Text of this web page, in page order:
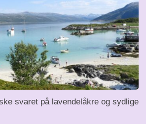
svaret på lavendelåkre og sydlige